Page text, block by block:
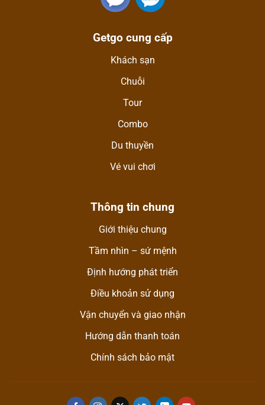
Getgo cung cấp
Khách sạn
Chuỗi
Tour
Combo
Du thuyền
Vé vui chơi
Thông tin chung
Giới thiệu chung
Tầm nhìn – sứ mệnh
Định hướng phát triển
Điều khoản sử dụng
Vận chuyển và giao nhận
Hướng dẫn thanh toán
Chính sách bảo mật